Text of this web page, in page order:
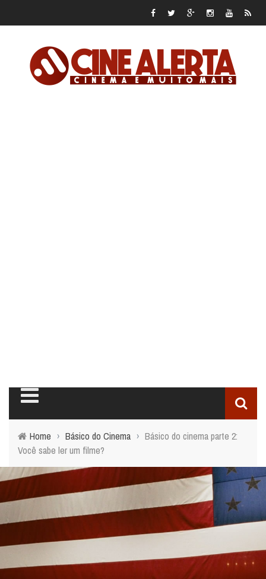
Home › Básico do Cinema › Básico do cinema parte 2:
Você sabe ler um filme?